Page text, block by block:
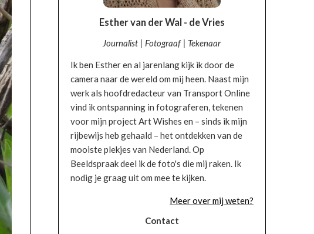
Esther van der Wal - de Vries
Journalist | Fotograaf | Tekenaar
Ik ben Esther en al jarenlang kijk ik door de
camera naar de wereld om mij heen. Naast mijn
werk als hoofdredacteur van Transport Online
vind ik ontspanning in fotograferen, tekenen
voor mijn project Art Wishes en – sinds ik mijn
rijbewijs heb gehaald – het ontdekken van de
mooiste plekjes van Nederland. Op
Beeldspraak deel ik de foto's die mij raken. Ik
nodig je graag uit om mee te kijken.
Meer over mij weten?
Contact